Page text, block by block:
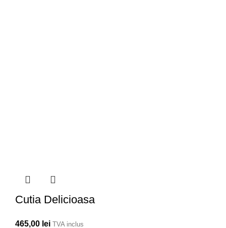
Cutia Delicioasa
465,00 lei TVA inclus